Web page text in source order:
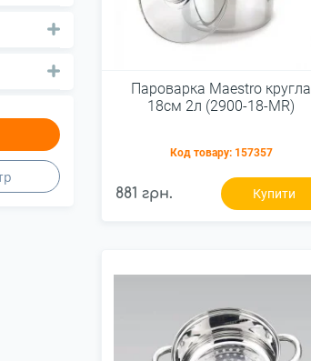
Пароварка Maestro кругла
18см 2л (2900-18-MR)
Код товару: 157357
881 грн. Купити